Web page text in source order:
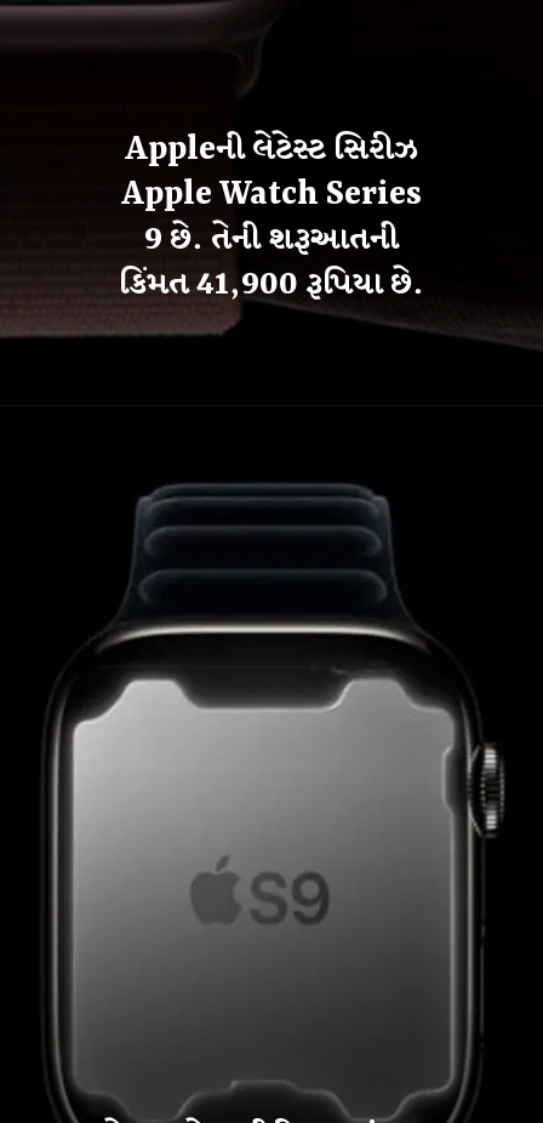
Appleની લેટેસ્ટ સિરીઝ
Apple Watch Series
9 છે. તેની શરૂઆતની
કિંમત 41,900 રૂપિયા છે.